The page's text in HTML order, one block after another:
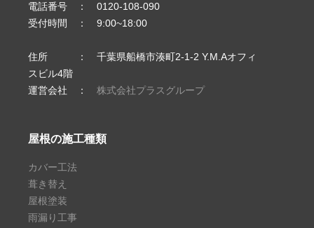
電話番号 ： 0120-108-090
受付時間 ： 9:00~18:00
住所 ： 千葉県船橋市湊町2-1-2 Y.M.Aオフィ
スビル4階
運営会社 ： 株式会社プラスグループ
屋根の施工種類
カバー工法
葺き替え
屋根塗装
雨漏り工事